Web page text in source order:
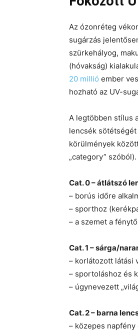
Az ózonréteg
sugárzás
szürkehályog,
(hóvakság)
20 millió ember
hozható az UV-
A legtöbben stílus
lencsék
körülmények
„category” szóból).
Cat. 0 – átlátszó
– borús időre
– sporthoz
– a szemet a
Cat. 1 – sárga/
– korlátozott látási
– sportoláshoz és
– úgynevezett
Cat. 2 – barna
– közepes